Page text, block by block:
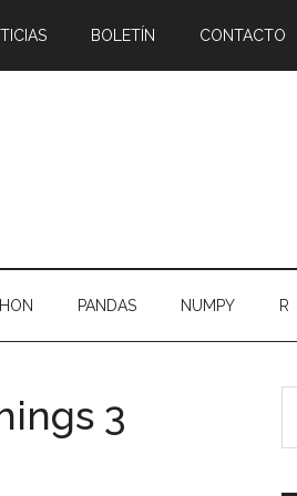
BOLETÍN CONTACTO
PANDAS NUMPY R
3